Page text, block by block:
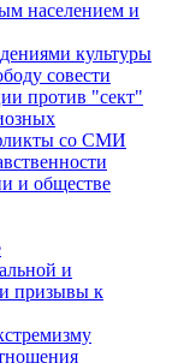
населением и
культуры
совести
против "сект"
со СМИ
и обществе
и
призывы к